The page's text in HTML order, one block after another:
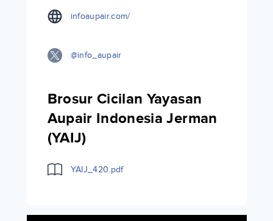
infoaupair.com/
@info_aupair
Brosur Cicilan Yayasan
Aupair Indonesia Jerman
(YAIJ)
YAIJ_420.pdf